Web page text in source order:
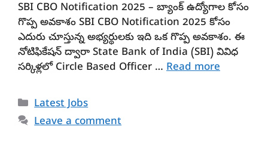
SBI CBO Notification 2025 – బ్యాంక్ ఉద్యోగాల కోసం
గొప్ప అవకాశం SBI CBO Notification 2025 కోసం
ఎదురు చూస్తున్న అభ్యర్థులకు ఇది ఒక గొప్ప అవకాశం. ఈ
నోటిఫికేషన్ ద్వారా State Bank of India (SBI) వివిధ
సర్కిళ్లలో Circle Based Officer … Read more
Categories
Latest Jobs
Leave a comment